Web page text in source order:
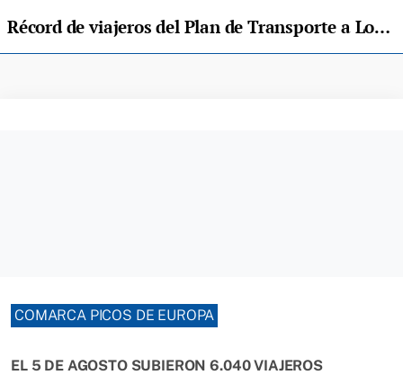
Récord de viajeros del Plan de Transporte a Los Lagos en agosto, 117.608
COMARCA PICOS DE EUROPA
EL 5 DE AGOSTO SUBIERON 6.040 VIAJEROS